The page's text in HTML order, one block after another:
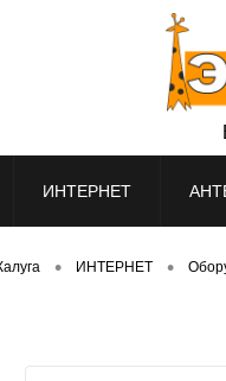
ИНТЕРНЕТ
• ИНТЕРНЕТ •